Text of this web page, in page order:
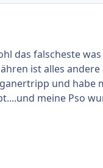
das falscheste
ist alles andere
und habe
meine Pso